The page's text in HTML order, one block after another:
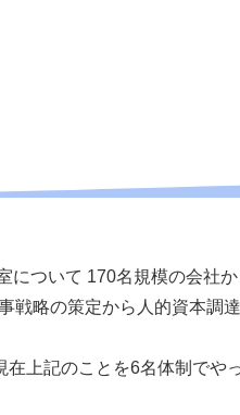
について 170名規模の会社
戦略の策定から人的資本調
上記のことを6名体制でや